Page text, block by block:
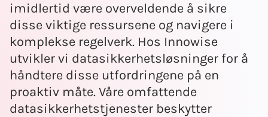
imidlertid være overveldende å sikre
disse viktige ressursene og navigere i
komplekse regelverk. Hos Innowise
utvikler vi datasikkerhetsløsninger for å
håndtere disse utfordringene på en
proaktiv måte. Våre omfattende
datasikkerhetstjenester beskytter